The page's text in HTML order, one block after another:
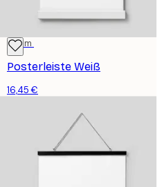
22 cm
Posterleiste Weiß
16,45 €